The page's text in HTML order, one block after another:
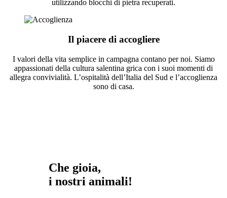
utilizzando blocchi di pietra recuperati.
Il piacere di accogliere
I valori della vita semplice in campagna contano per noi. Siamo
appassionati della cultura salentina grica con i suoi momenti di
allegra convivialità. L’ospitalità dell’Italia del Sud e l’accoglienza
sono di casa.
Che gioia,
i nostri animali!